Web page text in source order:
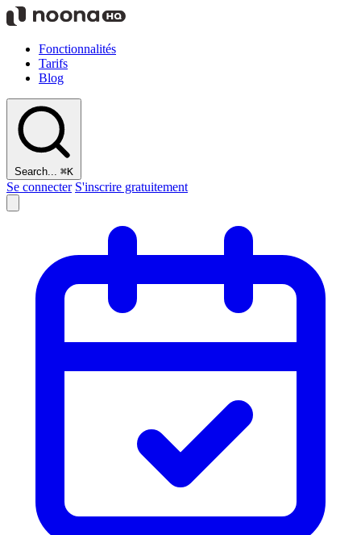
Fonctionnalités
Tarifs
Blog
Search... ⌘K
Se connecter S'inscrire gratuitement